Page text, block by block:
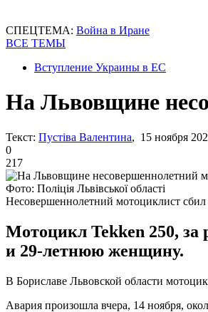
СПЕЦТЕМА: Война в Иране
ВСЕ ТЕМЫ
Вступление Украины в ЕС
На Львовщине
Текст: Пустіва Валентина, 15 ноября
0
217
Фото: Поліція Львівської області
Несовершеннолетний мотоциклист
Мотоцикл Tekken 250, за
и 29-летнюю женщину.
В Бориславе Львовской области
Авария произошла вчера, 14 ноября,